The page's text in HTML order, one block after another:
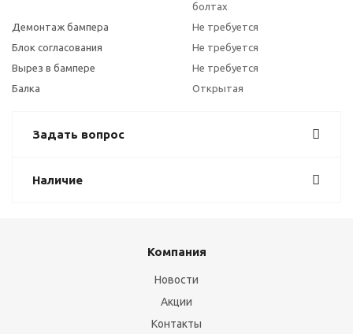
болтах
Демонтаж бампера
Не требуется
Блок согласования
Не требуется
Вырез в бампере
Не требуется
Балка
Открытая
Задать вопрос
Наличие
Компания
Новости
Акции
Контакты